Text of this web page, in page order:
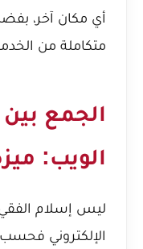
أي مكان آخر،
متكاملة من
الجمع
الويب:
ليس إسلام
الإلكتروني